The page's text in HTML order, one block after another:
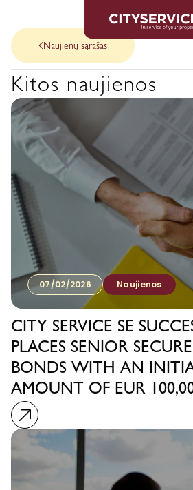
Naujienų sąrašas
Kitos naujienos
07/02/2026 Naujienos
CITY SERVICE SE
PLACES SENIOR
BONDS WITH AN
AMOUNT OF EUR